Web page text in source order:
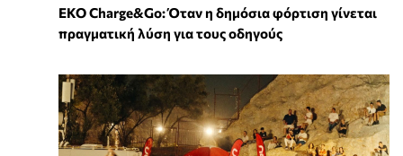
EKO Charge&Go: Όταν η δημόσια φόρτιση γίνεται
πραγματική λύση για τους οδηγούς